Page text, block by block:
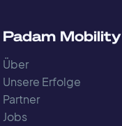
Padam Mobility
Über
Unsere Erfolge
Partner
Jobs